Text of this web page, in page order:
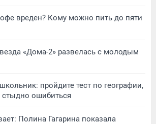
вреден? Кому можно пить до пяти
«Дома-2» развелась с молодым
пройдите тест по географии,
ошибиться
Полина Гагарина показала